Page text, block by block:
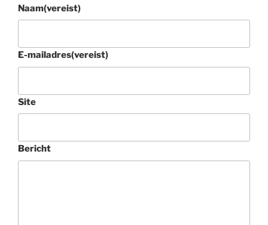
Naam(vereist)
E-mailadres(vereist)
Site
Bericht